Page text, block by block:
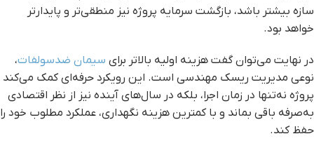
سازه بیشتر باشد، بازگشت سرمایه پروژه نیز منطقی‌تر و پایدارتر
خواهد بود.
در نهایت می‌توان گفت هزینه اولیه بالاتر برای سیمان ضدسولفات،
نوعی مدیریت ریسک مهندسی است. این رویکرد حرفه‌ای کمک می‌کند
پروژه نه‌تنها در زمان اجرا، بلکه در سال‌های آینده نیز از نظر اقتصادی
به‌صرفه باقی بماند و با کمترین هزینه نگهداری، عملکرد مطلوب خود را
حفظ کند.